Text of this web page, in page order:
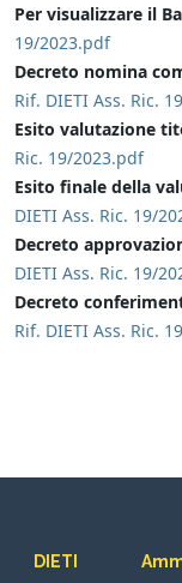
Per visualizzare il
19/2023.pdf
Decreto nomina
Rif. DIETI Ass. Ric.
Esito valutazione
Ric. 19/2023.pdf
Esito finale della
DIETI Ass. Ric. 19/
Decreto
DIETI Ass. Ric. 19/
Decreto
Rif. DIETI Ass. Ric.
DIETI